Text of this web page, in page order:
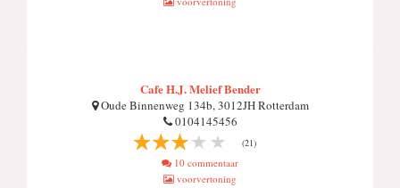
Cafe H.J. Melief Bender
Oude Binnenweg 134b, 3012JH Rotterdam
0104145456
(21)
10 commentaar
voorvertoning